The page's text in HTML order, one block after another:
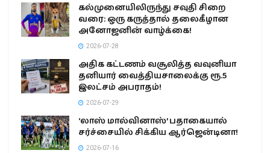
கல்முனையிலிருந்து சவுதி சிறை
வரை: ஒரு கருத்தால் தலைகீழான
அனோஜனின் வாழ்க்கை!
2026-07-28
அதிக கட்டணம் வசூலித்த வவுனியா
தனியார் வைத்தியசாலைக்கு ரூ.5
இலட்சம் அபராதம்!
2026-07-29
‘லாஸ் மால்வினாஸ்’ பதாகையால்
சர்ச்சையில் சிக்கிய ஆர்ஜென்டினா!
2026-07-16